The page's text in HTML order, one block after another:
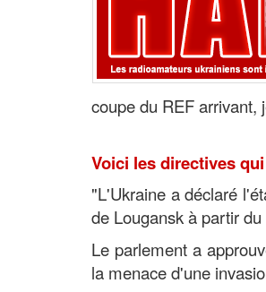
coupe du REF arrivant,
Voici les directives
"L'Ukraine a déclaré
de Lougansk à partir du
Le parlement a
la menace d'une